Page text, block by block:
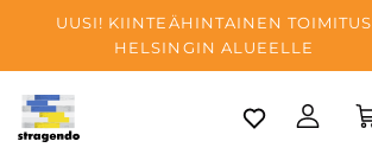
UUSI! KIINTEÄHINTAINEN TOIMITUS
HELSINGIN ALUEELLE
Tallinn